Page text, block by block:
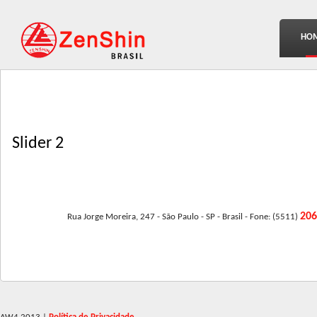
Slider 2
Rua Jorge Moreira, 247 - São Paulo - SP - Brasil - Fone: (5511)